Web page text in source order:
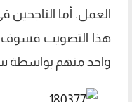
العمل. أما
هذا التصويت فسوف
واحد منهم بواسطة